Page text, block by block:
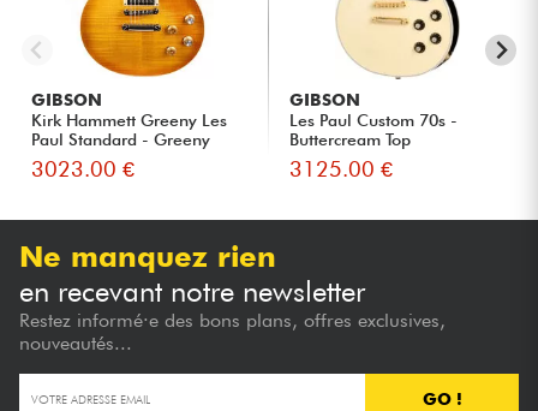
GIBSON
Kirk Hammett Greeny Les
Paul Standard - Greeny
Bur...
3023.00 €
GIBSON
Les Paul Custom 70s -
Buttercream Top
3125.00 €
Ne manquez rien
en recevant notre newsletter
Restez informé·e des bons plans, offres exclusives,
nouveautés...
GO !